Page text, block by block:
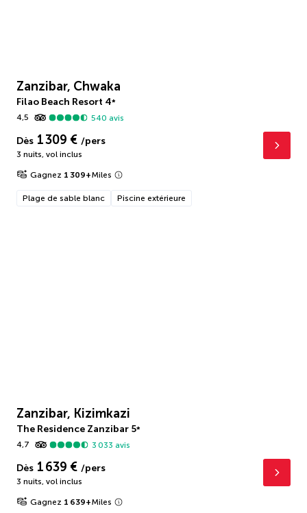
Zanzibar, Chwaka
Filao Beach Resort 4*
4,5
540 avis
Dès 1 309 € /pers
3 nuits, vol inclus
Gagnez 1 309+Miles
Plage de sable blanc Piscine extérieure
Zanzibar, Kizimkazi
The Residence Zanzibar 5*
4,7
3 033 avis
Dès 1 639 € /pers
3 nuits, vol inclus
Gagnez 1 639+Miles